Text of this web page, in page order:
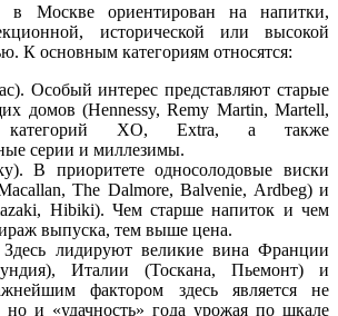
в Москве ориентирован на напитки,
исторической или высокой
К основным категориям относятся:
Особый интерес представляют старые
домов (Hennessy, Remy Martin, Martell,
категорий XO, Extra, а также
серии и миллезимы.
В приоритете односолодовые виски
The Dalmore, Balvenie, Ardbeg) и
Hibiki). Чем старше напиток и чем
выпуска, тем выше цена.
лидируют великие вина Франции
Италии (Тоскана, Пьемонт) и
фактором здесь является не
но и «удачность» года урожая по шкале